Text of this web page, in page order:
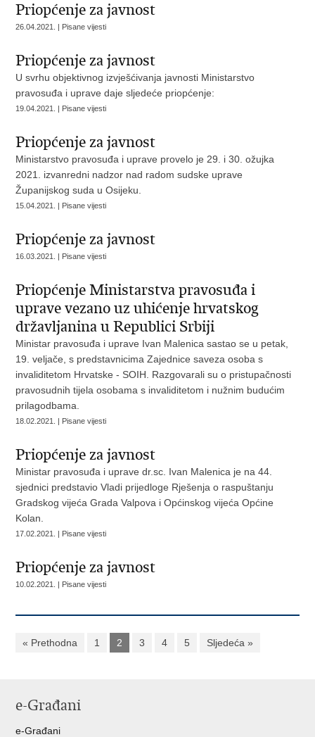
Priopćenje za javnost
26.04.2021. | Pisane vijesti
Priopćenje za javnost
U svrhu objektivnog izvješćivanja javnosti Ministarstvo
pravosuđa i uprave daje sljedeće priopćenje:
19.04.2021. | Pisane vijesti
Priopćenje za javnost
Ministarstvo pravosuđa i uprave provelo je 29. i 30. ožujka
2021. izvanredni nadzor nad radom sudske uprave
Županijskog suda u Osijeku.
15.04.2021. | Pisane vijesti
Priopćenje za javnost
16.03.2021. | Pisane vijesti
Priopćenje Ministarstva pravosuđa i
uprave vezano uz uhićenje hrvatskog
državljanina u Republici Srbiji
Ministar pravosuđa i uprave Ivan Malenica sastao se u petak,
19. veljače, s predstavnicima Zajednice saveza osoba s
invaliditetom Hrvatske - SOIH. Razgovarali su o pristupačnosti
pravosudnih tijela osobama s invaliditetom i nužnim budućim
prilagodbama.
18.02.2021. | Pisane vijesti
Priopćenje za javnost
Ministar pravosuđa i uprave dr.sc. Ivan Malenica je na 44.
sjednici predstavio Vladi prijedloge Rješenja o raspuštanju
Gradskog vijeća Grada Valpova i Općinskog vijeća Općine
Kolan.
17.02.2021. | Pisane vijesti
Priopćenje za javnost
10.02.2021. | Pisane vijesti
« Prethodna 1 2 3 4 5 Sljedeća »
e-Građani
e-Građani